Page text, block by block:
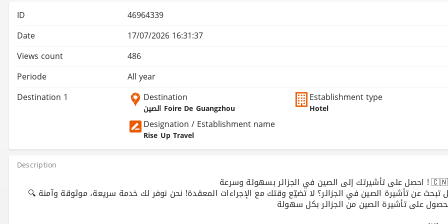
ID
46964339
Date
17/07/2026 16:31:37
Views count
486
Periode
All year
Destination 1
Destination
الصين Foire De Guangzhou
Establishment type
Hotel
Designation / Establishment name
Rise Up Travel
Description
احصل على تأشيرتك إلى الصين في الجزائر بسهولة وسرعة ! 🇨🇳✈️
🔍 هل تبحث عن تأشيرة الصين في الجزائر؟ لا تضيّع وقتك مع الإجراءات المعقدة! نحن نوفر لك خدمة سريعة، موثوقة وآمنة
على تأشيرة الصين من الجزائر بكل سهولة.